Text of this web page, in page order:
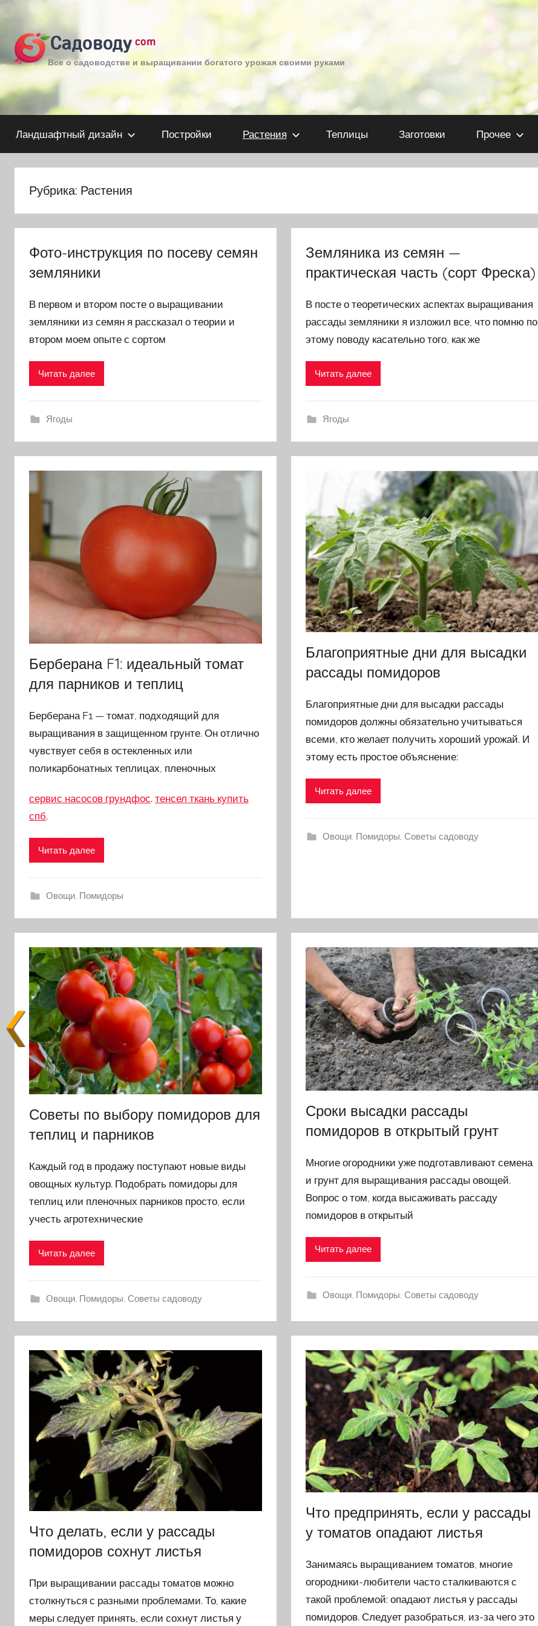
содержимомуСадоводу com
Все о садоводстве и выращивании богатого урожая своими руками
Ландшафтный дизайн Постройки Растения Теплицы Заготовки Прочее
Рубрика: Растения
Фото-инструкция по посеву семян
земляники
В первом и втором посте о выращивании
земляники из семян я рассказал о теории и
втором моем опыте с сортом
Читать далее
Ягоды
Земляника из семян —
практическая часть (сорт Фреска)
В посте о теоретических аспектах выращивания
рассады земляники я изложил все, что помню по
этому поводу касательно того, как же
Читать далее
Ягоды
Берберана F1: идеальный томат
для парников и теплиц
Берберана F1 — томат, подходящий для
выращивания в защищенном грунте. Он отлично
чувствует себя в остекленных или
поликарбонатных теплицах, пленочных
сервис насосов грундфос. тенсел ткань купить
спб.
Читать далее
Овощи, Помидоры
Благоприятные дни для высадки
рассады помидоров
Благоприятные дни для высадки рассады
помидоров должны обязательно учитываться
всеми, кто желает получить хороший урожай. И
этому есть простое объяснение:
Читать далее
Овощи, Помидоры, Советы садоводу
Советы по выбору помидоров для
теплиц и парников
Каждый год в продажу поступают новые виды
овощных культур. Подобрать помидоры для
теплиц или пленочных парников просто, если
учесть агротехнические
Читать далее
Овощи, Помидоры, Советы садоводу
Сроки высадки рассады
помидоров в открытый грунт
Многие огородники уже подготавливают семена
и грунт для выращивания рассады овощей.
Вопрос о том, когда высаживать рассаду
помидоров в открытый
Читать далее
Овощи, Помидоры, Советы садоводу
Что делать, если у рассады
помидоров сохнут листья
При выращивании рассады томатов можно
столкнуться с разными проблемами. То, какие
меры следует принять, если сохнут листья у
Что предпринять, если у рассады
у томатов опадают листья
Занимаясь выращиванием томатов, многие
огородники-любители часто сталкиваются с
такой проблемой: опадают листья у рассады
помидоров. Следует разобраться, из-за чего это